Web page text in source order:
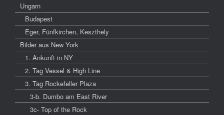
Ungarn
Budapest
Eger, Fünfkirchen, Keszthely
Bilder aus New York
1. Ankunft in NY
2. Tag Vessel & High Line
3. Tag Rockefeller Plaza
3-b. Dumbo am East River
3c- Top of the Rock